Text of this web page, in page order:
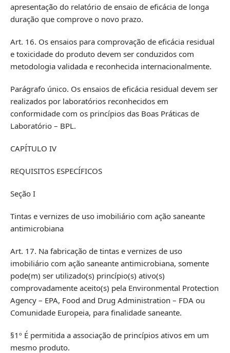
apresentação do relatório de ensaio de eficácia de longa
duração que comprove o novo prazo.
Art. 16. Os ensaios para comprovação de eficácia residual
e toxicidade do produto devem ser conduzidos com
metodologia validada e reconhecida internacionalmente.
Parágrafo único. Os ensaios de eficácia residual devem ser
realizados por laboratórios reconhecidos em
conformidade com os princípios das Boas Práticas de
Laboratório – BPL.
CAPÍTULO IV
REQUISITOS ESPECÍFICOS
Seção I
Tintas e vernizes de uso imobiliário com ação saneante
antimicrobiana
Art. 17. Na fabricação de tintas e vernizes de uso
imobiliário com ação saneante antimicrobiana, somente
pode(m) ser utilizado(s) princípio(s) ativo(s)
comprovadamente aceito(s) pela Environmental Protection
Agency – EPA, Food and Drug Administration – FDA ou
Comunidade Europeia, para finalidade saneante.
§1º É permitida a associação de princípios ativos em um
mesmo produto.